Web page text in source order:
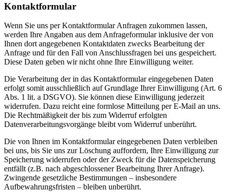
Kontaktformular
Wenn Sie uns per Kontaktformular Anfragen zukommen lassen,
werden Ihre Angaben aus dem Anfrageformular inklusive der von
Ihnen dort angegebenen Kontaktdaten zwecks Bearbeitung der
Anfrage und für den Fall von Anschlussfragen bei uns gespeichert.
Diese Daten geben wir nicht ohne Ihre Einwilligung weiter.
Die Verarbeitung der in das Kontaktformular eingegebenen Daten
erfolgt somit ausschließlich auf Grundlage Ihrer Einwilligung (Art. 6
Abs. 1 lit. a DSGVO). Sie können diese Einwilligung jederzeit
widerrufen. Dazu reicht eine formlose Mitteilung per E-Mail an uns.
Die Rechtmäßigkeit der bis zum Widerruf erfolgten
Datenverarbeitungsvorgänge bleibt vom Widerruf unberührt.
Die von Ihnen im Kontaktformular eingegebenen Daten verbleiben
bei uns, bis Sie uns zur Löschung auffordern, Ihre Einwilligung zur
Speicherung widerrufen oder der Zweck für die Datenspeicherung
entfällt (z.B. nach abgeschlossener Bearbeitung Ihrer Anfrage).
Zwingende gesetzliche Bestimmungen – insbesondere
Aufbewahrungsfristen – bleiben unberührt.